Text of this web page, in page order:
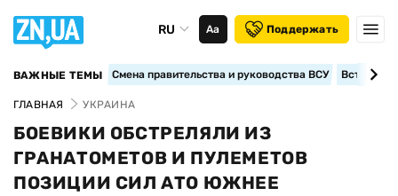
RU Аа Поддержать
ВАЖНЫЕ ТЕМЫ Смена правительства и руководства ВСУ
ГЛАВНАЯ УКРАИНА
БОЕВИКИ ОБСТРЕЛЯЛИ ИЗ
ГРАНАТОМЕТОВ И ПУЛЕМЕТОВ
ПОЗИЦИИ СИЛ АТО ЮЖНЕЕ